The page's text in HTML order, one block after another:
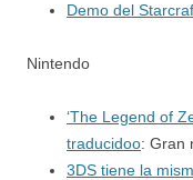
Demo del
Nintendo
‘The Legend of
traducidoo: Gran
3DS tiene la